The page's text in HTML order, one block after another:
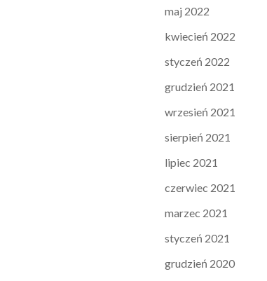
maj 2022
kwiecień 2022
styczeń 2022
grudzień 2021
wrzesień 2021
sierpień 2021
lipiec 2021
czerwiec 2021
marzec 2021
styczeń 2021
grudzień 2020